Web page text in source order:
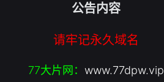
公告内容
请牢记永久域名
77大片网： www.77dpw.vip